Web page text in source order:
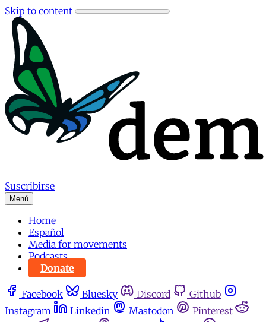
Skip to content
Suscribirse
Menú
Home
Español
Media for movements
Podcasts
Donate
Facebook Bluesky Discord
Github
Instagram
Linkedin Mastodon
Pinterest